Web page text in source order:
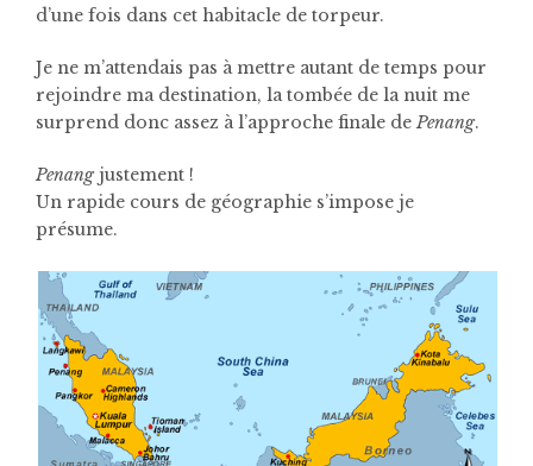
d’une fois dans cet habitacle de torpeur.
Je ne m’attendais pas à mettre autant de temps pour
rejoindre ma destination, la tombée de la nuit me
surprend donc assez à l’approche finale de Penang.
Penangjustement !
Un rapide cours de géographie s’impose je
présume.